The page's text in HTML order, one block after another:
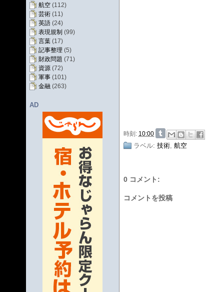
航空 (112)
芸術 (11)
英語 (24)
表現規制 (99)
言葉 (17)
記事整理 (5)
財政問題 (71)
資源 (72)
軍事 (101)
金融 (263)
AD
時刻: 10:00
ラベル: 技術 航空
0 コメント:
コメントを投稿